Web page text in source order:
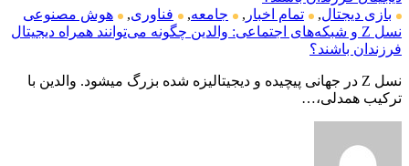
بازی دیجتال, تمام اخبار , جامعه, فناوری,
هوش مصنوعی
نسل Z و شبکه‌های اجتماعی: والدین چگونه می‌توانند همراه دیجیتال
فرزندان باشند؟
نسل Z در جهانی پیچیده و دیجیتالیزه شده بزرگ میشود. والدین با
ترکیب همدلی،…